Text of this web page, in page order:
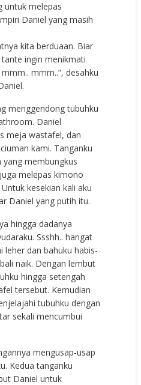
untuk melepas
Daniel yang masih
kita berduaan. Biar
ingin menikmati
mmm..”, desahku
menggendong tubuhku
Daniel
meja wastafel, dan
kami. Tanganku
membungkus
melepas kimono
kesekian kali aku
Daniel yang putih itu.
hingga dadanya
Ssshh.. hangat
leher dan bahuku habis-
naik. Dengan lembut
hingga setengah
tersebut. Kemudian
tubuhku dengan
sekali mencumbui
mengusap-usap
Kedua tanganku
Daniel untuk